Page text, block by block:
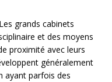
grands cabinets
et des moyens
proximité avec leurs
généralement
ayant parfois des